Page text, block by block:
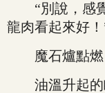
“別說，感覺
龍肉看起來好！
魔石爐點燃
油溫升起的